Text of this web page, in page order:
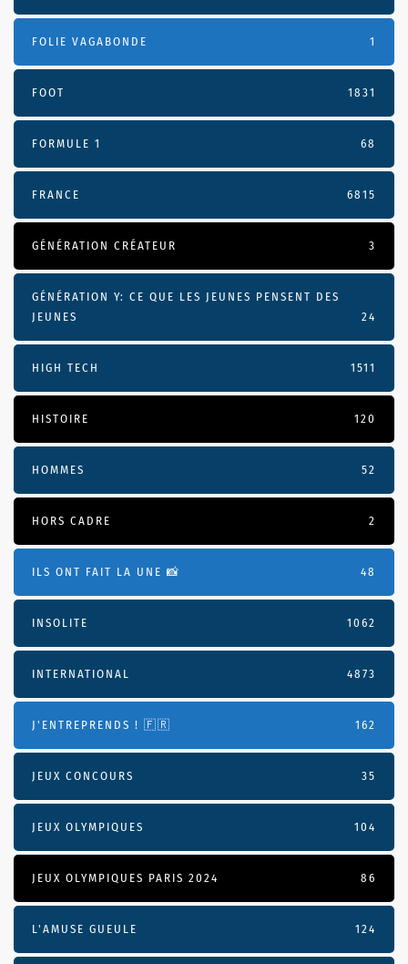
FOLIE VAGABONDE 1
FOOT 1831
FORMULE 1 68
FRANCE 6815
GÉNÉRATION CRÉATEUR 3
GÉNÉRATION Y: CE QUE LES JEUNES PENSENT DES
JEUNES
24
HIGH TECH 1511
HISTOIRE 120
HOMMES 52
HORS CADRE 2
ILS ONT FAIT LA UNE 📸 48
INSOLITE 1062
INTERNATIONAL 4873
J'ENTREPRENDS ! 🇫🇷 162
JEUX CONCOURS 35
JEUX OLYMPIQUES 104
JEUX OLYMPIQUES PARIS 2024 86
L'AMUSE GUEULE 124